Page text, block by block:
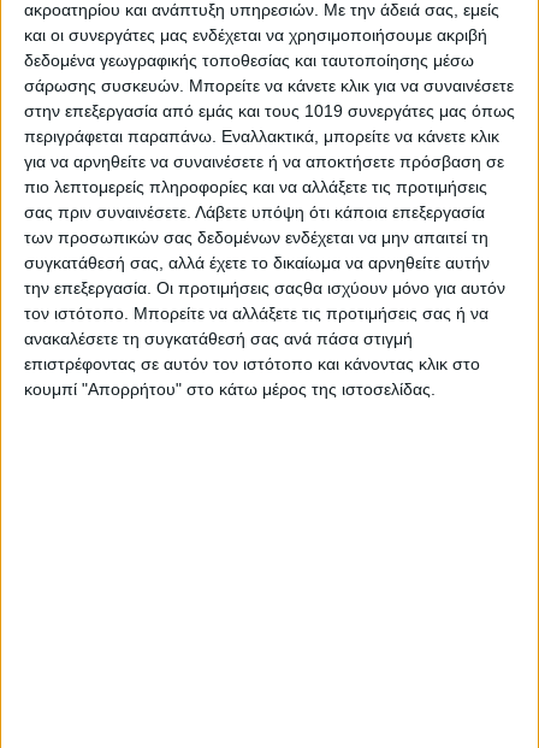
ακροατηρίου και ανάπτυξη υπηρεσιών. Με την άδειά σας, εμείς
και οι συνεργάτες μας ενδέχεται να χρησιμοποιήσουμε ακριβή
δεδομένα γεωγραφικής τοποθεσίας και ταυτοποίησης μέσω
σάρωσης συσκευών. Μπορείτε να κάνετε κλικ για να συναινέσετε
στην επεξεργασία από εμάς και τους 1019 συνεργάτες μας όπως
περιγράφεται παραπάνω. Εναλλακτικά, μπορείτε να κάνετε κλικ
για να αρνηθείτε να συναινέσετε ή να αποκτήσετε πρόσβαση σε
πιο λεπτομερείς πληροφορίες και να αλλάξετε τις προτιμήσεις
σας πριν συναινέσετε. Λάβετε υπόψη ότι κάποια επεξεργασία
των προσωπικών σας δεδομένων ενδέχεται να μην απαιτεί τη
συγκατάθεσή σας, αλλά έχετε το δικαίωμα να αρνηθείτε αυτήν
την επεξεργασία. Οι προτιμήσεις σαςθα ισχύουν μόνο για αυτόν
τον ιστότοπο. Μπορείτε να αλλάξετε τις προτιμήσεις σας ή να
ανακαλέσετε τη συγκατάθεσή σας ανά πάσα στιγμή
επιστρέφοντας σε αυτόν τον ιστότοπο και κάνοντας κλικ στο
κουμπί "Απορρήτου" στο κάτω μέρος της ιστοσελίδας.
οπαδοί των δύο ομάδων, οι οποίοι είτεσυμμετείχαν σε
ομαδική συνομιλία στην πλατφόρμα του messenger
είτε εντοπίστηκε επικοινωνία μέσω των κινητών τους
τηλεφώνων με εμπλεκόμενους πριν και μετά το οπαδικό
επεισόδιο, στο οποίο έπεσε νεκρός από μαχαίρι ο 20χρονος
Μάριος Ρουμπής.
Τέλος, ένας από τους συλληφθέντες ο οποίος οδηγήθηκε στη
φυλακή μετά την απολογία τουφέρεταισύμφωνα με
βιντεοληπτικό υλικό που υπάρχει στο διαδίκτυο να συμμετείχε
σε επεισόδια που έλαβαν χώρα πρόσφατασε γήπεδο της Α
κατηγορίας Ευβοίας.
Κατά τη διάρκεια των συγκεκριμένων επεισοδίων υπήρξε
σοβαρή συμπλοκή μεταξύ οπαδών φιλοξενούμενης ομάδας
και θεατών γηπεδούχου ομάδας, καθώς επίσης και